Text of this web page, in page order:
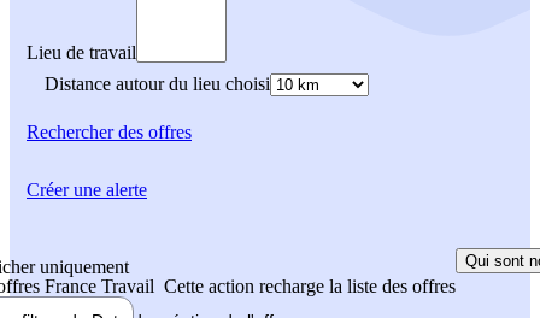
Lieu de travail
Distance autour du lieu choisi
Rechercherdes offres
uniquement
France Travail Cette action recharge la liste des offres
Qui sont
Créer une alerte